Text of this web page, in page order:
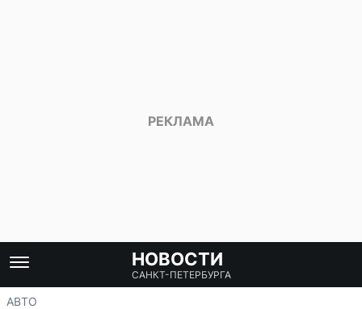
НОВОСТИ
САНКТ-ПЕТЕРБУРГА
АВТО